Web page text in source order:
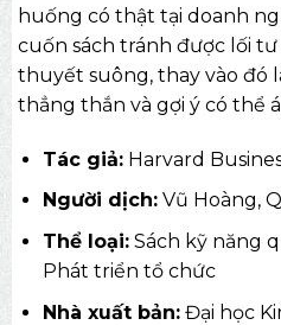
huống có thật tại doanh
cuốn sách tránh được lối
thuyết suông, thay vào đó
thẳng thắn và gợi ý có thể
Tác giả:Harvard
Người dịch:Vũ Hoàng,
Thể loại:Sách kỹ năng
Phát triển tổ chức
Nhà xuất bản:Đại học